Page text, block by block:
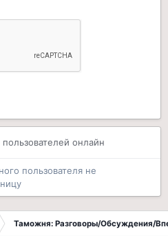
пользователей онлайн
пользователя не
Таможня: Разговоры/Обсуждения/